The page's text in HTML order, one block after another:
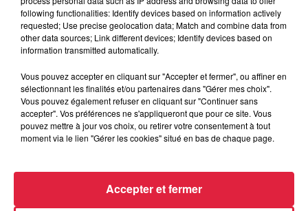
À Hoerdt, de l’eau brune sort des robinets
Depuis plusieurs jours, des habitants de Hoerdt ont vu de
l’eau brune s’écouler de leurs robinets. Face aux
nombreuses interrogations, la municipalité a pris...
following functionalities: Identify devices based on information actively
requested; Use precise geolocation data; Match and combine data from
other data sources; Link different devices; Identify devices based on
information transmitted automatically.
Vous pouvez accepter en cliquant sur "Accepter et fermer", ou affiner en
sélectionnant les finalités et/ou partenaires dans "Gérer mes choix".
Vous pouvez également refuser en cliquant sur "Continuer sans
accepter". Vos préférences ne s'appliqueront que pour ce site. Vous
pouvez mettre à jour vos choix, ou retirer votre consentement à tout
moment via le lien "Gérer les cookies" situé en bas de chaque page.
Accepter et fermer